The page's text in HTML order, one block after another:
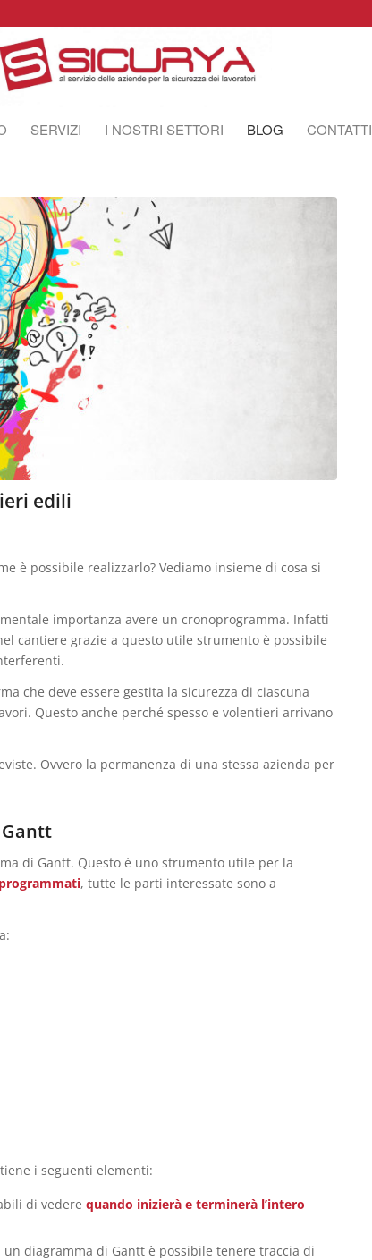
SERVIZI I NOSTRI SETTORI BLOG CONTATTI
edili
è possibile realizzarlo? Vediamo insieme di cosa si
importanza avere un cronoprogramma. Infatti
cantiere grazie a questo utile strumento è possibile
che deve essere gestita la sicurezza di ciascuna
Questo anche perché spesso e volentieri arrivano
Ovvero la permanenza di una stessa azienda per
di Gantt. Questo è uno strumento utile per la
, tutte le parti interessate sono a
i seguenti elementi:
di vedere quando inizierà e terminerà l’intero
un diagramma di Gantt è possibile tenere traccia di